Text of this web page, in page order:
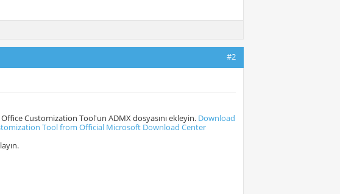
#2
Customization Tool'un ADMX dosyasını ekleyin. Download
Tool from Official Microsoft Download Center